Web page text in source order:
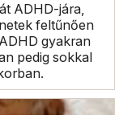
ADHD-jára,
feltűnően
gyakran
pedig sokkal